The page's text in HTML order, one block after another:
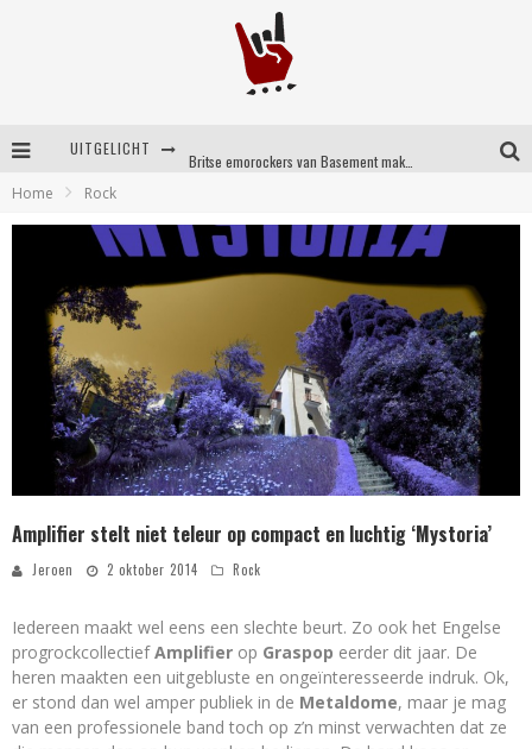
UITGELICHT
Shorts #148 met onder meer A Wilhelm Scream, Static Dress, Vovoid en Super Sometimes
Emocore kopstukken van Koyo pakken alle ruimte op energieke ‘Barely Here’
Home Rock
Amplifier stelt niet teleur op compact en luchtig ‘Mystoria’
Jeroen 2 oktober 2014 Rock
Iedereen maakt wel eens een slechte beurt. Zo ook het Engelse
progrockcollectiefAmplifier op Graspop eerder dit jaar. De
heren maakten een uitgebluste en ongeïnteresseerde indruk. Ok,
er stond dan wel amper publiek in de Metaldome, maar je mag
van een professionele band toch op z’n minst verwachten dat ze